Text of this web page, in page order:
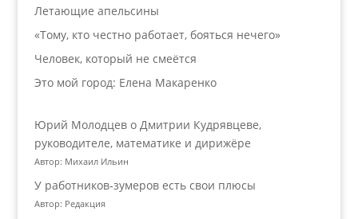
Летающие апельсины
«Тому, кто честно работает, бояться нечего»
Человек, который не смеётся
Это мой город: Елена Макаренко
Юрий Молодцев о Дмитрии Кудрявцеве,
руководителе, математике и дирижёре
Автор: Михаил Ильин
У работников‑зумеров есть свои плюсы
Автор: Редакция